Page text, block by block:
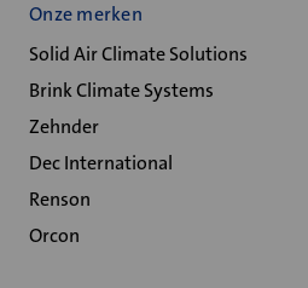
Onze merken
Solid Air Climate Solutions
Brink Climate Systems
Zehnder
Dec International
Renson
Orcon